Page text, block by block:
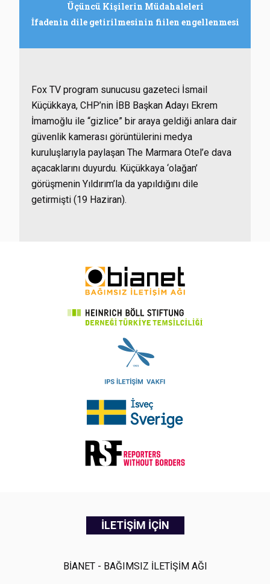
Üçüncü Kişilerin Müdahaleleri
İfadenin dile getirilmesinin fiilen engellenmesi
Fox TV program sunucusu gazeteci İsmail
Küçükkaya, CHP’nin İBB Başkan Adayı Ekrem
İmamoğlu ile “gizlice” bir araya geldiği anlara dair
güvenlik kamerası görüntülerini medya
kuruluşlarıyla paylaşan The Marmara Otel’e dava
açacaklarını duyurdu. Küçükkaya ‘olağan’
görüşmenin Yıldırım’la da yapıldığını dile
getirmişti (19 Haziran).
İLETİŞİM İÇİN
BİANET - BAĞIMSIZ İLETİŞİM AĞI